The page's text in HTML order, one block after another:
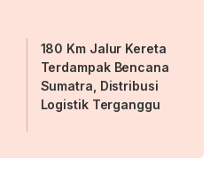
180 Km Jalur Kereta
Terdampak Bencana
Sumatra, Distribusi
Logistik Terganggu